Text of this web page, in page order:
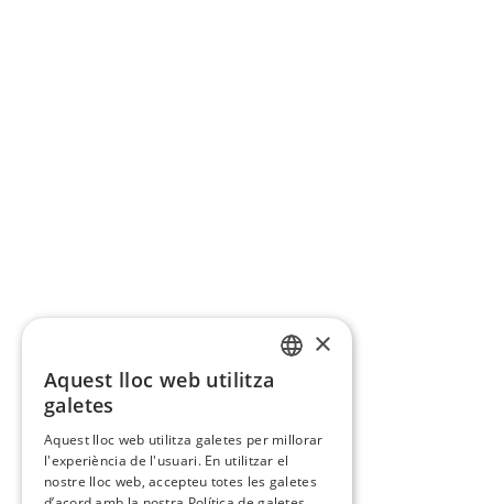
×
Aquest lloc web utilitza
galetes
Aquest lloc web utilitza galetes per millorar
l'experiència de l'usuari. En utilitzar el
nostre lloc web, accepteu totes les galetes